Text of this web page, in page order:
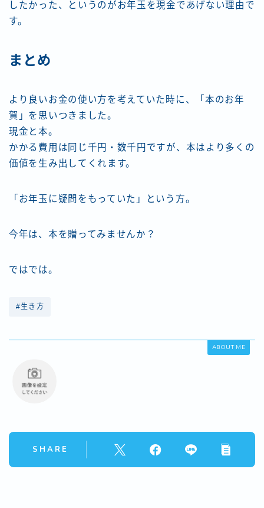
したかった、というのがお年玉を現金であげない理由で
す。
まとめ
より良いお金の使い方を考えていた時に、「本のお年
賀」を思いつきました。
現金と本。
かかる費用は同じ千円・数千円ですが、本はより多くの
価値を生み出してくれます。
「お年玉に疑問をもっていた」という方。
今年は、本を贈ってみませんか？
ではでは。
#生き方
ABOUT ME
SHARE